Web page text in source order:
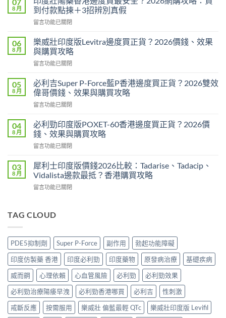
07
8 月
到付款點揀＋3招辨別真假
在
度
壯
陽
藥
港
邊
度
買
安
全？
網
攻
略：
貨
點
＋
3
招
辨
別
假〉
中
留言功能已關閉
06
8 月
樂威壯印度版Levitra邊度買正貨？2026價錢、效果
與購買攻略
在
威
壯
印
度
Levitra
邊
度
買
貨？
2026
錢、
與
攻
略〉
中
留言功能已關閉
05
8 月
必利吉Super P-Force藍P香港邊度買正貨？2026雙效
偉哥價錢、效果與購買攻略
在
利
吉
Super
P-
藍
P
港
買
2026
雙
效
偉
價
錢、
效
果
留言功能已關閉
04
8 月
必利勁印度版POXET-60香港邊度買正貨？2026價
錢、效果與購買攻略
在
利
勁
印
度
60
邊
度
買
正
貨？
2026
價
錢、
效
果
留言功能已關閉
03
8 月
犀利士印度版價錢2026比較：Tadarise、Tadacip、
Vidalista邊款最抵？香港購買攻略
在
士
版
價
錢
2026
比
較：
Tadarise、
Tadacip、
Vidalista
邊
留言功能已關閉
TAG CLOUD
PDE5抑制劑 Super P-Force 副作用
勃起功能障礙
印度仿製藥 香港
印度必利勁 印度藥物 原發病治療
基礎疾病
威而鋼
心理依賴 心血管風險 必利勁
必利勁效果
必利勁治療陽痿早洩
必利勁香港哪買 必利吉
性刺激
戒斷反應
按需服用 樂威壯 偏藍最輕 QTc 樂威壯印度版 Levifil